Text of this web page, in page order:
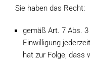
Sie haben das Recht:
gemäß Art. 7 Abs.
Einwilligung
hat zur Folge, dass